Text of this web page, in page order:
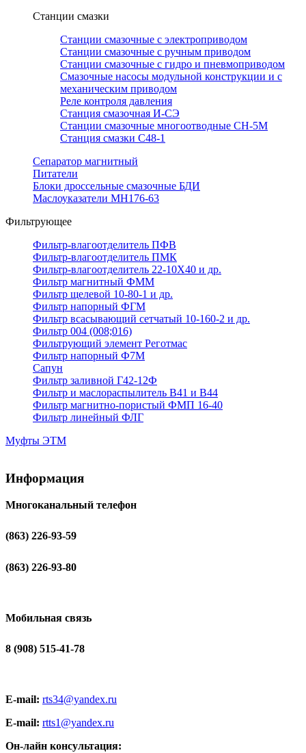
Станции смазки
Станции смазочные с электроприводом
Станции смазочные с ручным приводом
Станции смазочные с гидро и пневмоприводом
Смазочные насосы модульной конструкции и с
механическим приводом
Реле контроля давления
Станция смазочная И-СЭ
Станции смазочные многоотводные СН-5М
Станция смазки С48-1
Сепаратор магнитный
Питатели
Блоки дроссельные смазочные БДИ
Маслоуказатели МН176-63
Фильтрующее
Фильтр-влагоотделитель ПФВ
Фильтр-влагоотделитель ПМК
Фильтр-влагоотделитель 22-10Х40 и др.
Фильтр магнитный ФММ
Фильтр щелевой 10-80-1 и др.
Фильтр напорный ФГМ
Фильтр всасывающий сетчатый 10-160-2 и др.
Фильтр 004 (008;016)
Фильтрующий элемент Реготмас
Фильтр напорный Ф7М
Сапун
Фильтр заливной Г42-12Ф
Фильтр и маслораспылитель В41 и В44
Фильтр магнитно-пористый ФМП 16-40
Фильтр линейный ФЛГ
Муфты ЭТМ
Информация
Многоканальный телефон
(863) 226-93-59
(863) 226-93-80
Мобильная связь
8 (908) 515-41-78
E-mail: rts34@yandex.ru
E-mail: rtts1@yandex.ru
Он-лайн консультация: